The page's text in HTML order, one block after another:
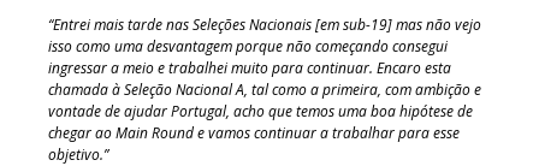
“Entrei mais tarde nas Seleções Nacionais [em sub-19] mas não vejo
isso como uma desvantagem porque não começando consegui
ingressar a meio e trabalhei muito para continuar. Encaro esta
chamada à Seleção Nacional A, tal como a primeira, com ambição e
vontade de ajudar Portugal, acho que temos uma boa hipótese de
chegar ao Main Round e vamos continuar a trabalhar para esse
objetivo.”